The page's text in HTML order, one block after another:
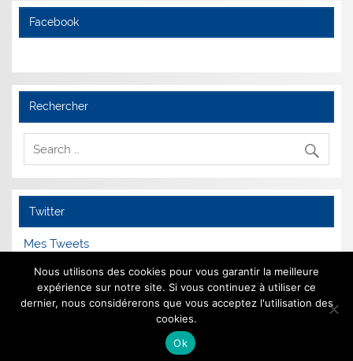
Facebook
Rechercher
Twitter
Mes Tweets
Mentions Légales
WordPress
Nous utilisons des cookies pour vous garantir la meilleure
expérience sur notre site. Si vous continuez à utiliser ce
dernier, nous considérerons que vous acceptez l'utilisation des
cookies.
Ok